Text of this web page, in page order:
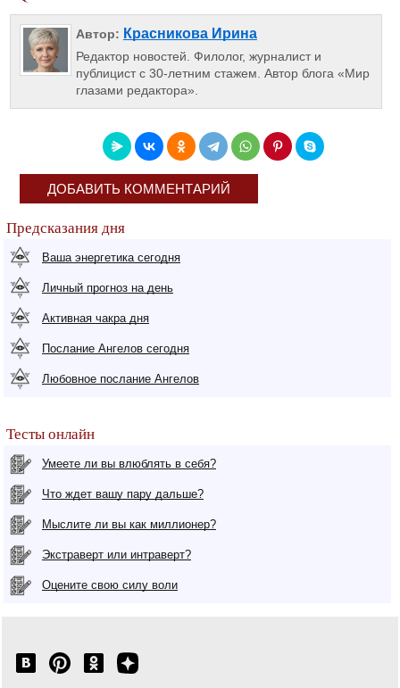
Автор: Красникова Ирина
Редактор новостей. Филолог, журналист и
публицист с 30-летним стажем. Автор блога «Мир
глазами редактора».
ДОБАВИТЬ КОММЕНТАРИЙ
Предсказания дня
Ваша энергетика сегодня
Личный прогноз на день
Активная чакра дня
Послание Ангелов сегодня
Любовное послание Ангелов
Тесты онлайн
Умеете ли вы влюблять в себя?
Что ждет вашу пару дальше?
Мыслите ли вы как миллионер?
Экстраверт или интраверт?
Оцените свою силу воли